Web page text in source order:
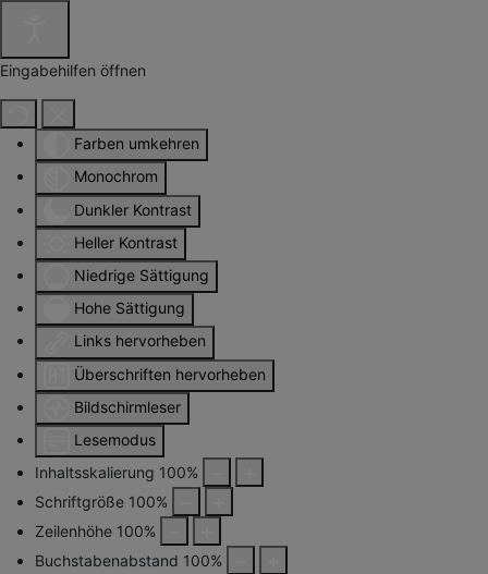
Eingabehilfen öffnen
Farben umkehren
Monochrom
Dunkler Kontrast
Heller Kontrast
Niedrige Sättigung
Hohe Sättigung
Links hervorheben
Überschriften hervorheben
Bildschirmleser
Lesemodus
Inhaltsskalierung 100%
Schriftgröße 100%
Zeilenhöhe 100%
Buchstabenabstand 100%